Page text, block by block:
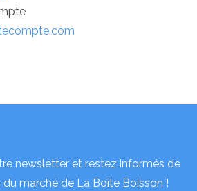
newsletter et restez informés de
marché de La Boîte Boisson !